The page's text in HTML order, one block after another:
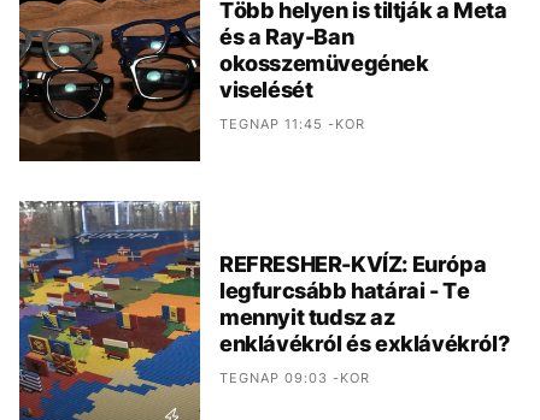
Több helyen is tiltják a Meta
és a Ray-Ban
okosszemüvegének
viselését
TEGNAP 11:45 -KOR
REFRESHER-KVÍZ: Európa
legfurcsább határai - Te
mennyit tudsz az
enklávékról és exklávékról?
TEGNAP 09:03 -KOR